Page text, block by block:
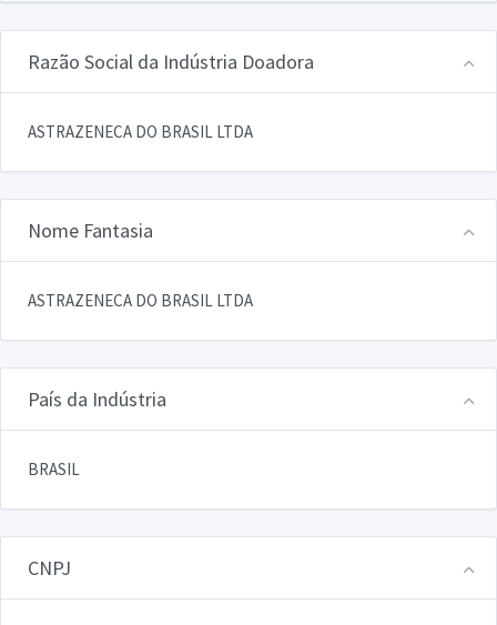
Razão Social da Indústria Doadora
ASTRAZENECA DO BRASIL LTDA
Nome Fantasia
ASTRAZENECA DO BRASIL LTDA
País da Indústria
BRASIL
CNPJ